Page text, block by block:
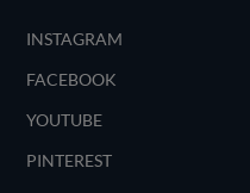
INSTAGRAM
FACEBOOK
YOUTUBE
PINTEREST